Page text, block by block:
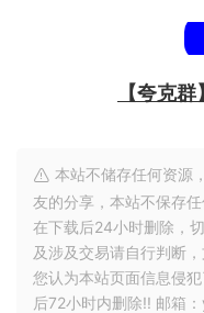
【夸克
本站不储存任何资源
友的分享，本站不保存
在下载后24小时删除，
及涉及交易请自行判断
您认为本站页面信息侵
后72小时内删除!! 邮箱